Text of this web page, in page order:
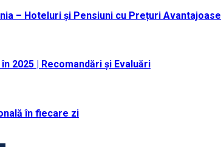
– Hoteluri și Pensiuni cu Prețuri Avantajoase
2025 | Recomandări și Evaluări
în fiecare zi